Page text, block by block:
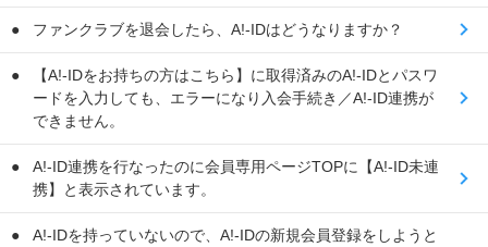
ファンクラブを退会したら、A!-IDはどうなりますか？
【A!-IDをお持ちの方はこちら】に取得済みのA!-IDとパスワ
ードを入力しても、エラーになり入会手続き／A!-ID連携が
できません。
A!-ID連携を行なったのに会員専用ページTOPに【A!-ID未連
携】と表示されています。
A!-IDを持っていないので、A!-IDの新規会員登録をしようと